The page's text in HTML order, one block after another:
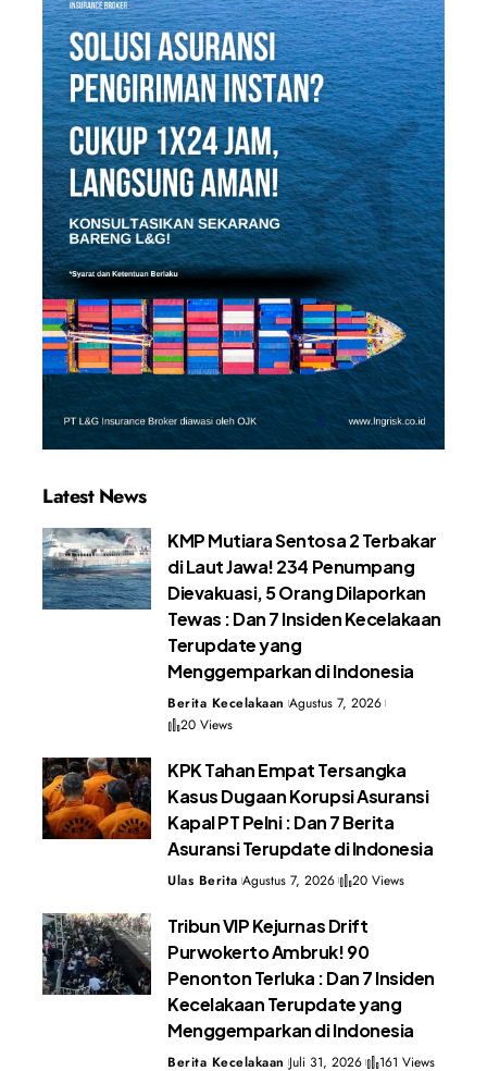
Latest News
KMP Mutiara Sentosa 2 Terbakar
di Laut Jawa! 234 Penumpang
Dievakuasi, 5 Orang Dilaporkan
Tewas : Dan 7 Insiden Kecelakaan
Terupdate yang
Menggemparkan di Indonesia
Berita Kecelakaan Agustus 7, 2026
20 Views
KPK Tahan Empat Tersangka
Kasus Dugaan Korupsi Asuransi
Kapal PT Pelni : Dan 7 Berita
Asuransi Terupdate di Indonesia
Ulas Berita Agustus 7, 2026 20 Views
Tribun VIP Kejurnas Drift
Purwokerto Ambruk! 90
Penonton Terluka : Dan 7 Insiden
Kecelakaan Terupdate yang
Menggemparkan di Indonesia
Berita Kecelakaan Juli 31, 2026 161 Views